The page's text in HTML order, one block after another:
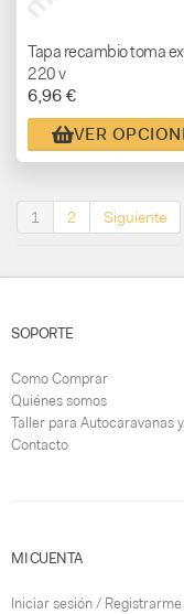
Tapa recambio toma
220 v
6,96 €
VER
1 2 Siguiente
SOPORTE
Como Comprar
Quiénes somos
Taller para Autocaravanas
Contacto
MI CUENTA
Iniciar sesión / Registrarme